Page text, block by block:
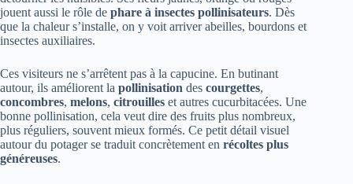
jouent aussi le rôle de phare à insectes pollinisateurs. Dès
que la chaleur s’installe, on y voit arriver abeilles, bourdons et
insectes auxiliaires.
Ces visiteurs ne s’arrêtent pas à la capucine. En butinant
autour, ils améliorent la pollinisation des courgettes,
concombres, melons, citrouilles et autres cucurbitacées. Une
bonne pollinisation, cela veut dire des fruits plus nombreux,
plus réguliers, souvent mieux formés. Ce petit détail visuel
autour du potager se traduit concrètement en récoltes plus
généreuses.